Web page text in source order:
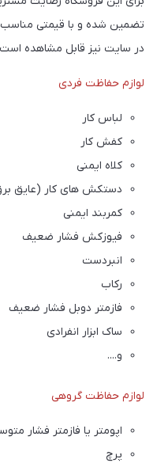
تضمین شده و با قیمتی
در سایت نیز قابل مشاهده
لوازم حفاظت فردی
لباس کار
کفش کار
کلاه ایمنی
دستکش های کار (عایق
کمربند ایمنی
فیوزکش فشار ضعیف
انبردست
رکاب
فازمتر دوبل فشار ضعیف
ساک ابزار انفرادی
و....
لوازم حفاظت گروهی
اپومتر یا فازمتر فشار
پرچ